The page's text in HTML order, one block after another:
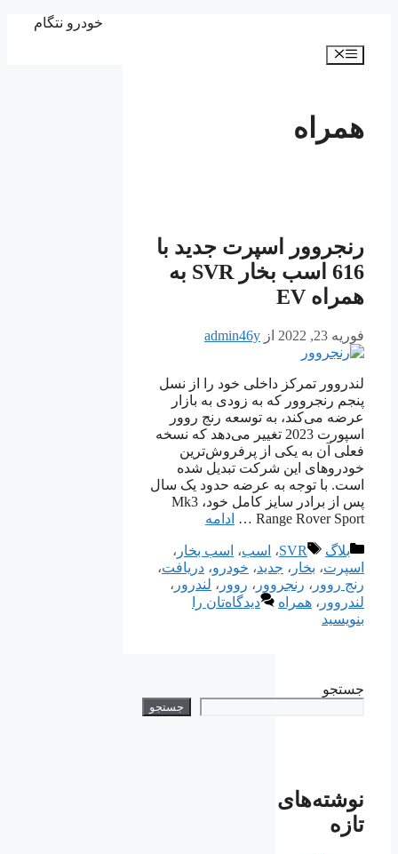
خودرو نتگام
فهرست
همراه
رنجروور اسپرت جدید با
616 اسب بخار SVR به
همراه EV
فوریه 23, 2022 از admin46y
لندروور تمرکز داخلی خود را از نسل
پنجم رنجروور که به زودی به بازار
عرضه می‌کند، به توسعه رنج روور
اسپورت 2023 تغییر می‌دهد که نسخه
فعلی آن به یکی از پرفروش‌ترین
خودروهای این شرکت تبدیل شده
است. با توجه به عرضه حدود یک سال
پس از برادر سایز کامل خود، Mk3
Range Rover Sport …
ادامه
دسته‌ها
بلاگ برچسب‌ها
SVR، اسب، اسب بخار ،
اسپرت، بخار ، جدید، خودرو، دریافت،
رنج روور ، رنجروور ، روور ، لندرور ،
لندروور ، همراه
دیدگاه‌تان را
بنویسید
جستجو
جستجو
نوشته‌های
تازه